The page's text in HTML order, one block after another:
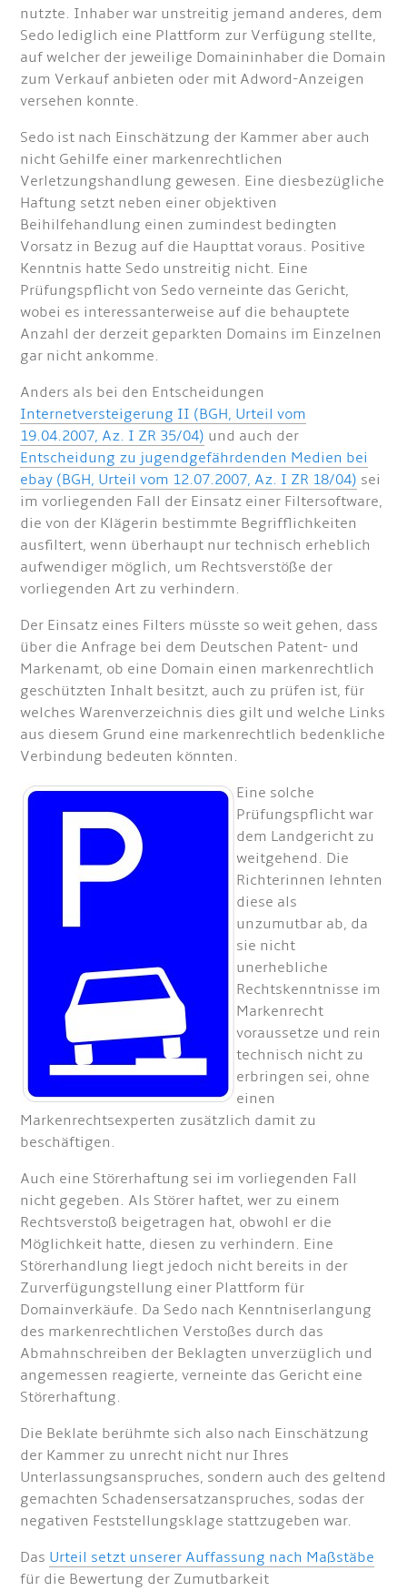
nutzte. Inhaber war unstreitig jemand anderes, dem
Sedo lediglich eine Plattform zur Verfügung stellte,
auf welcher der jeweilige Domaininhaber die Domain
zum Verkauf anbieten oder mit Adword-Anzeigen
versehen konnte.
Sedo ist nach Einschätzung der Kammer aber auch
nicht Gehilfe einer markenrechtlichen
Verletzungshandlung gewesen. Eine diesbezügliche
Haftung setzt neben einer objektiven
Beihilfehandlung einen zumindest bedingten
Vorsatz in Bezug auf die Haupttat voraus. Positive
Kenntnis hatte Sedo unstreitig nicht. Eine
Prüfungspflicht von Sedo verneinte das Gericht,
wobei es interessanterweise auf die behauptete
Anzahl der derzeit geparkten Domains im Einzelnen
gar nicht ankomme.
Anders als bei den Entscheidungen
Internetversteigerung II (BGH, Urteil vom
19.04.2007, Az. I ZR 35/04) und auch der
Entscheidung zu jugendgefährdenden Medien bei
ebay (BGH, Urteil vom 12.07.2007, Az. I ZR 18/04) sei
im vorliegenden Fall der Einsatz einer Filtersoftware,
die von der Klägerin bestimmte Begrifflichkeiten
ausfiltert, wenn überhaupt nur technisch erheblich
aufwendiger möglich, um Rechtsverstöße der
vorliegenden Art zu verhindern.
Der Einsatz eines Filters müsste so weit gehen, dass
über die Anfrage bei dem Deutschen Patent- und
Markenamt, ob eine Domain einen markenrechtlich
geschützten Inhalt besitzt, auch zu prüfen ist, für
welches Warenverzeichnis dies gilt und welche Links
aus diesem Grund eine markenrechtlich bedenkliche
Verbindung bedeuten könnten.
Eine solche
Prüfungspflicht war
dem Landgericht zu
weitgehend. Die
Richterinnen lehnten
diese als
unzumutbar ab, da
sie nicht
unerhebliche
Rechtskenntnisse im
Markenrecht
voraussetze und rein
technisch nicht zu
erbringen sei, ohne
einen
Markenrechtsexperten zusätzlich damit zu
beschäftigen.
Auch eine Störerhaftung sei im vorliegenden Fall
nicht gegeben. Als Störer haftet, wer zu einem
Rechtsverstoß beigetragen hat, obwohl er die
Möglichkeit hatte, diesen zu verhindern. Eine
Störerhandlung liegt jedoch nicht bereits in der
Zurverfügungstellung einer Plattform für
Domainverkäufe. Da Sedo nach Kenntniserlangung
des markenrechtlichen Verstoßes durch das
Abmahnschreiben der Beklagten unverzüglich und
angemessen reagierte, verneinte das Gericht eine
Störerhaftung.
Die Beklate berühmte sich also nach Einschätzung
der Kammer zu unrecht nicht nur Ihres
Unterlassungsanspruches, sondern auch des geltend
gemachten Schadensersatzanspruches, sodas der
negativen Feststellungsklage stattzugeben war.
Das Urteil setzt unserer Auffassung nach Maßstäbe
für die Bewertung der Zumutbarkeit